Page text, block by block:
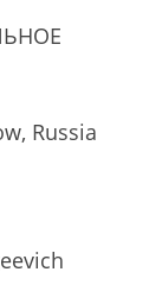
Russia